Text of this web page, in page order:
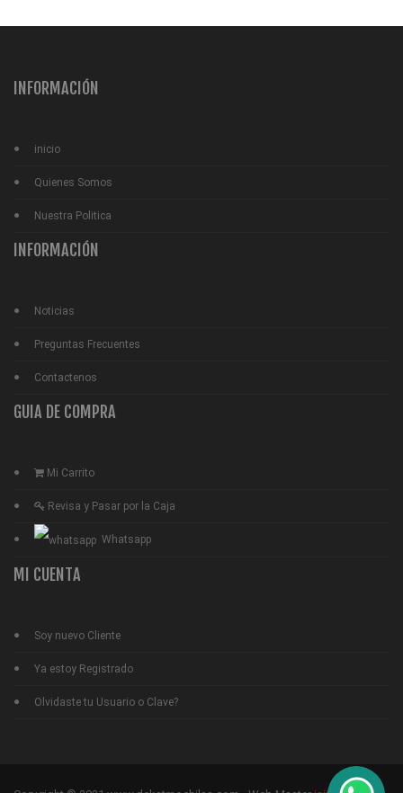
INFORMACIÓN
inicio
Quienes Somos
Nuestra Politica
INFORMACIÓN
Noticias
Preguntas Frecuentes
Contactenos
GUIA DE COMPRA
Mi Carrito
Revisa y Pasar por la Caja
Whatsapp
MI CUENTA
Soy nuevo Cliente
Ya estoy Registrado
Olvidaste tu Usuario o Clave?